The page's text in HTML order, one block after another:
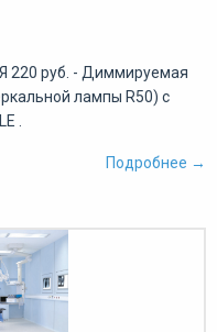
220 руб. - Диммируемая
лампы R50) с
.
Подробнее →